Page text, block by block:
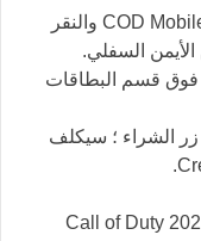
الخطوة 1: يجب على المستخدم فتح COD Mobile والنقر
السفلي.
فوق قسم البطاقات
زر الشراء ؛ سيكلف